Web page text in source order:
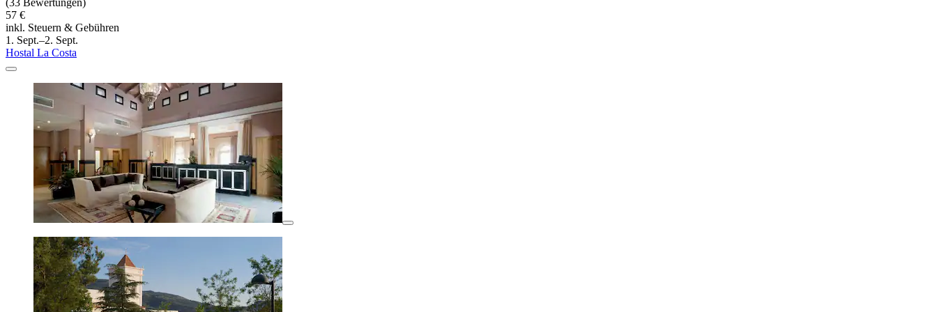
(33 Bewertungen)
57 €
inkl. Steuern & Gebühren
1. Sept.–2. Sept.
Hostal La Costa